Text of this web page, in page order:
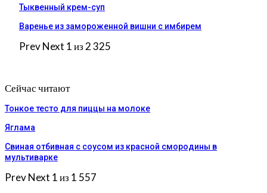
Тыквенный крем-суп
Варенье из замороженной вишни с имбирем
PrevNext 1 из 2 325
Сейчас читают
Тонкое тесто для пиццы на молоке
Яглама
Свиная отбивная с соусом из красной смородины в
мультиварке
PrevNext 1 из 1 557